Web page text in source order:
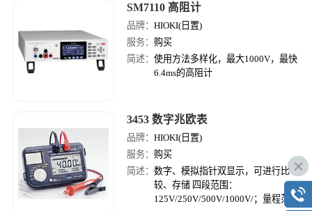
SM7110 高阻计
品牌：HIOKI(日置)
服务： 购买
简述：使用方法多样化，最大1000V，最快
6.4ms的高阻计
3453 数字兆欧表
品牌：HIOKI(日置)
服务： 购买
简述：数字、模拟指针双显示，可进行比
较、存储 四段范围：
125V/250V/500V/1000V/；量程范围